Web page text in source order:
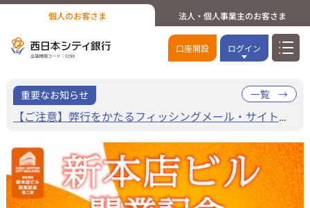
個人のお客さま 法人・個人事業主のお客さま
口座開設 ログイン
重要なお知らせ
【ご注意】弊行をかたるフィッシングメール・サイトにご注意ください！
一覧